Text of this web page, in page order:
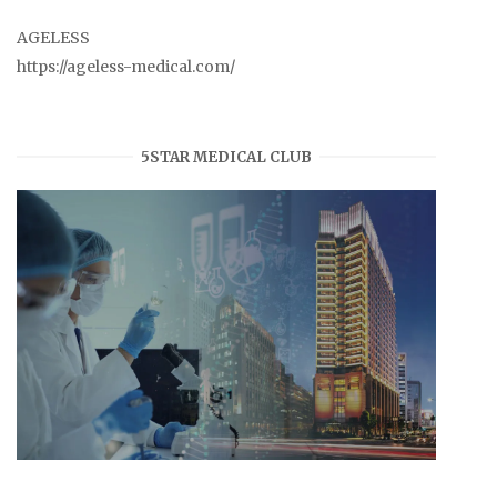
AGELESS
https://ageless-medical.com/
5STAR MEDICAL CLUB